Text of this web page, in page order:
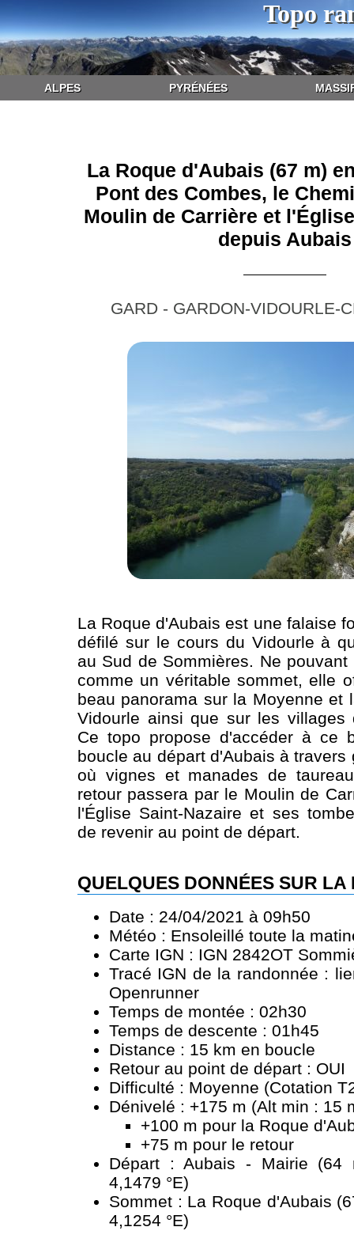
Topo
ALPES PYRÉNÉES
La Roque d'Aubais (67 m)
Pont des Combes, le
Moulin de Carrière et
depuis Aubais
GARD - GARDON-VIDOURLE-
La Roque d'Aubais est une falaise
défilé sur le cours du Vidourle à
au Sud de Sommières. Ne
comme un véritable sommet, elle
beau panorama sur la Moyenne et
Vidourle ainsi que sur les villages
Ce topo propose d'accéder à ce
boucle au départ d'Aubais à travers
où vignes et manades de
retour passera par le Moulin de
l'Église Saint-Nazaire et ses
de revenir au point de départ.
QUELQUES DONNÉES SUR LA
Date : 24/04/2021 à 09h50
Météo : Ensoleillé toute la
Carte IGN : IGN 2842OT
Tracé IGN de la randonnée :
Openrunner
Temps de montée : 02h30
Temps de descente : 01h45
Distance : 15 km en boucle
Retour au point de départ : OUI
Difficulté : Moyenne (Cotation
Dénivelé : +175 m (Alt min : 15
+100 m pour la Roque
+75 m pour le retour
Départ : Aubais - Mairie (64
4,1479 °E)
Sommet : La Roque d'Aubais
4,1254 °E)